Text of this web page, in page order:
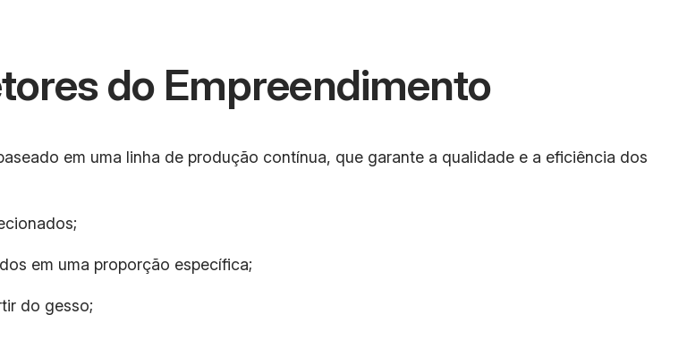
do Empreendimento
em uma linha de produção contínua, que garante a qualidade e a eficiência dos
em uma proporção específica;
do gesso;